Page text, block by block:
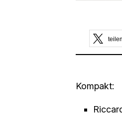
teilen
Kompakt: